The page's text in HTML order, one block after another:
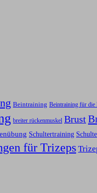
Beintraining Beintraining für die
breiter rückenmuskel Brust
Schultertraining
für Trizeps